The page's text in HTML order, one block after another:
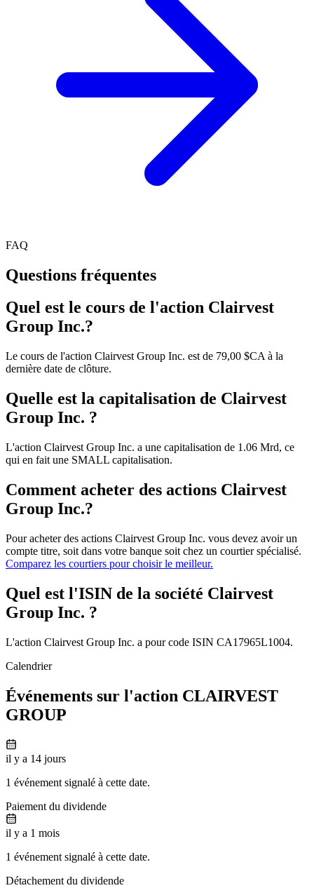
FAQ
Questions fréquentes
Quel est le cours de l'action Clairvest
Group Inc.?
Le cours de l'action Clairvest Group Inc. est de 79,00 $CA à la
dernière date de clôture.
Quelle est la capitalisation de Clairvest
Group Inc. ?
L'action Clairvest Group Inc. a une capitalisation de 1.06 Mrd, ce
qui en fait une SMALL capitalisation.
Comment acheter des actions Clairvest
Group Inc.?
Pour acheter des actions Clairvest Group Inc. vous devez avoir un
compte titre, soit dans votre banque soit chez un courtier spécialisé.
Comparez les courtiers pour choisir le meilleur.
Quel est l'ISIN de la société Clairvest
Group Inc. ?
L'action Clairvest Group Inc. a pour code ISIN CA17965L1004.
Calendrier
Événements sur l'action CLAIRVEST
GROUP
il y a 14 jours
1 événement signalé à cette date.
Paiement du dividende
il y a 1 mois
1 événement signalé à cette date.
Détachement du dividende